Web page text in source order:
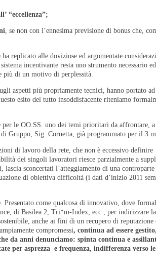
“eccellenza”;
, se non con l’ennesima previsione di bonus che,
replicato alle doviziose ed argomentate
incentivante resta uno strumento necessario ed
più di un motivo di perplessità.
aspetti più propriamente tecnici, hanno portato ad
esito del tutto insoddisfacente riteniamo
le OO.SS. uno dei temi prioritari da affrontare,
Gruppo, Sig. Cornetta, già programmato per il 3
di lavoro della rete, che non è eccessivo definire
dei singoli lavoratori riesce parzialmente a
sconcertati l’atteggiamento di una controparte
di obiettiva difficoltà (i dati d’inizio 2011
. Presentato come qualcosa di innovativo, dove
di Basilea 2, Tri*m-Index, ecc., per indirizzare
anche ai fini di un recupero di reputazione
compromessi, continua ad essere
da anni denunciamo: spinta continua e
per asprezza e frequenza, indifferenza verso le